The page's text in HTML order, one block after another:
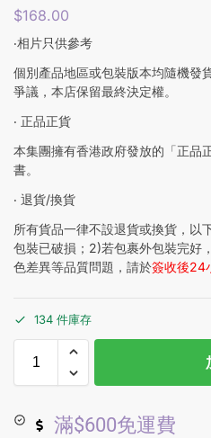
$168.00
‧相片只供參考
個別產品地區或包裝版本均隨機發
爭議，本店保留最終決定權。
‧ 正品正貨
本集團擁有香港政府發放的「正品
書。
‧ 退貨/換貨
所有貨品一律不設退貨或換貨，以
包裝已破損；2)若包裹外包裝完好
色差異等品質問題，請於簽收後24
134 件庫存
滿$600免運費